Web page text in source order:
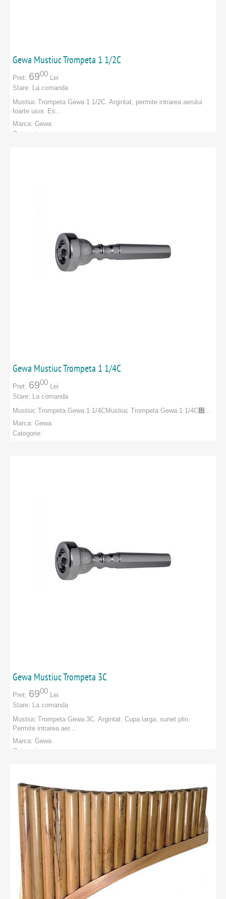
Gewa Mustiuc Trompeta 1 1/2C
Pret: 6900 Lei
Stare: La comanda
Mustiuc Trompeta Gewa 1 1/2C. Argintat, permite intrarea aerului
foarte usor. Es...
Marca: Gewa
Categorie:
Gewa Mustiuc Trompeta 1 1/4C
Pret: 6900 Lei
Stare: La comanda
Mustiuc Trompeta Gewa 1 1/4C Mustiuc Trompeta Gewa 1 1/4C᥿...
Marca: Gewa
Categorie:
Gewa Mustiuc Trompeta 3C
Pret: 6900 Lei
Stare: La comanda
Mustiuc Trompeta Gewa 3C. Argintat. Cupa larga, sunet plin.
Permite intrarea aer...
Marca: Gewa
Categorie: